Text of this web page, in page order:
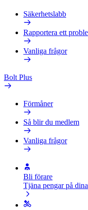
Säkerhetslabb
Rapportera ett
Vanliga frågor
Bolt Plus
Förmåner
Så blir du medlem
Vanliga frågor
Bli förare
Tjäna pengar på